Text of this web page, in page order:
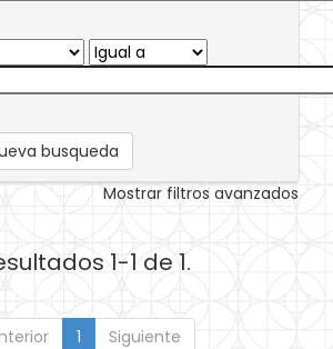
busqueda
Mostrar filtros avanzados
1-1 de 1.
1 Siguiente